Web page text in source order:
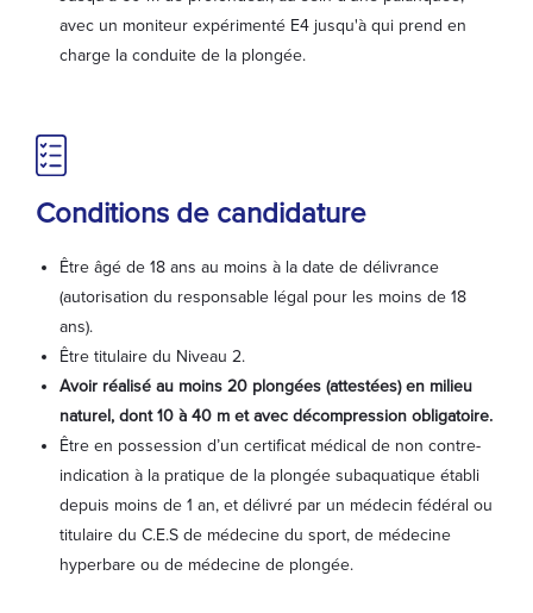
avec un moniteur expérimenté E4 jusqu'à qui prend en
charge la conduite de la plongée.
Conditions de candidature
Être âgé de 18 ans au moins à la date de délivrance
(autorisation du responsable légal pour les moins de 18
ans).
Être titulaire du Niveau 2.
Avoir réalisé au moins 20 plongées (attestées) en milieu
naturel, dont 10 à 40 m et avec décompression obligatoire.
Être en possession d’un certificat médical de non contre-
indication à la pratique de la plongée subaquatique établi
depuis moins de 1 an, et délivré par un médecin fédéral ou
titulaire du C.E.S de médecine du sport, de médecine
hyperbare ou de médecine de plongée.